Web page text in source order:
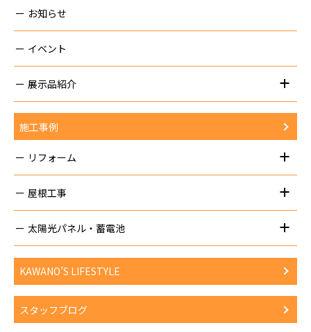
お知らせ
イベント
展示品紹介
施工事例
リフォーム
屋根工事
太陽光パネル・蓄電池
KAWANO’S LIFESTYLE
スタッフブログ